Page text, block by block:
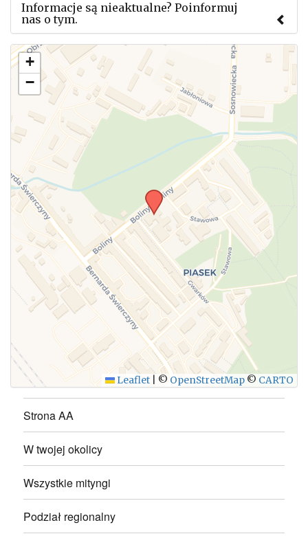
Informacje są nieaktualne? Poinformuj
nas o tym.
Użyj tego formularza aby przesłać informację o
zmianach w powyższym mityngu.
WYŚLIJ
+
−
Leaflet © OpenStreetMap © CARTO
Strona AA
W twojej okolicy
Wszystkie mityngi
Podział regionalny